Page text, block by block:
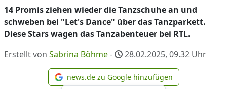
14 Promis ziehen wieder die Tanzschuhe an und
schweben bei "Let's Dance" über das Tanzparkett.
Diese Stars wagen das Tanzabenteuer bei RTL.
Erstellt von Sabrina Böhme- 28.02.2025, 09.32 Uhr
news.de zu Google
news.de zu Google hinzufügen